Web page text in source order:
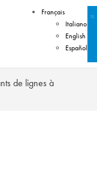
Français
Italiano
English
Español
de lignes à